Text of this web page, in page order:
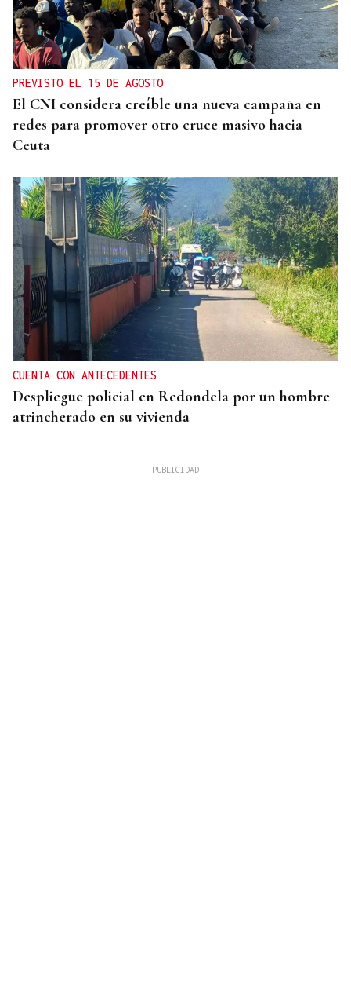
PREVISTO EL 15 DE AGOSTO
El CNI considera creíble una nueva campaña en
redes para promover otro cruce masivo hacia
Ceuta
CUENTA CON ANTECEDENTES
Despliegue policial en Redondela por un hombre
atrincherado en su vivienda